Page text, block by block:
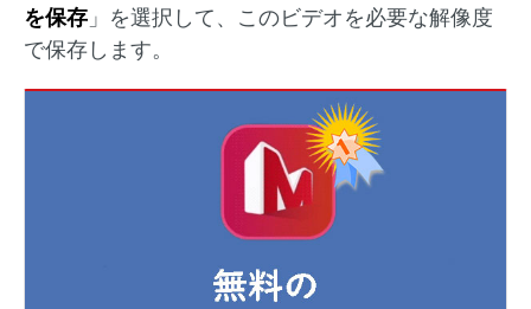
を保存 」を選択して、このビデオを必要な解像度
で保存します。